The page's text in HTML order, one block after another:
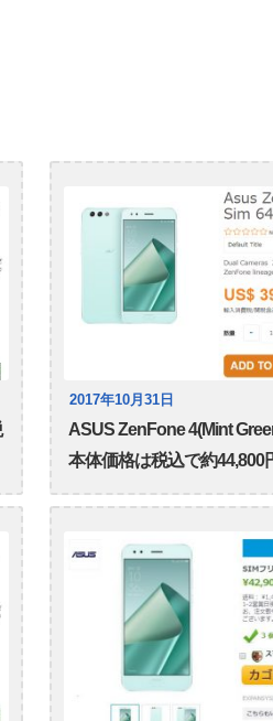
2017年10月31日
ASUS ZenFone 4(Mint
本体価格は税込で約44,800